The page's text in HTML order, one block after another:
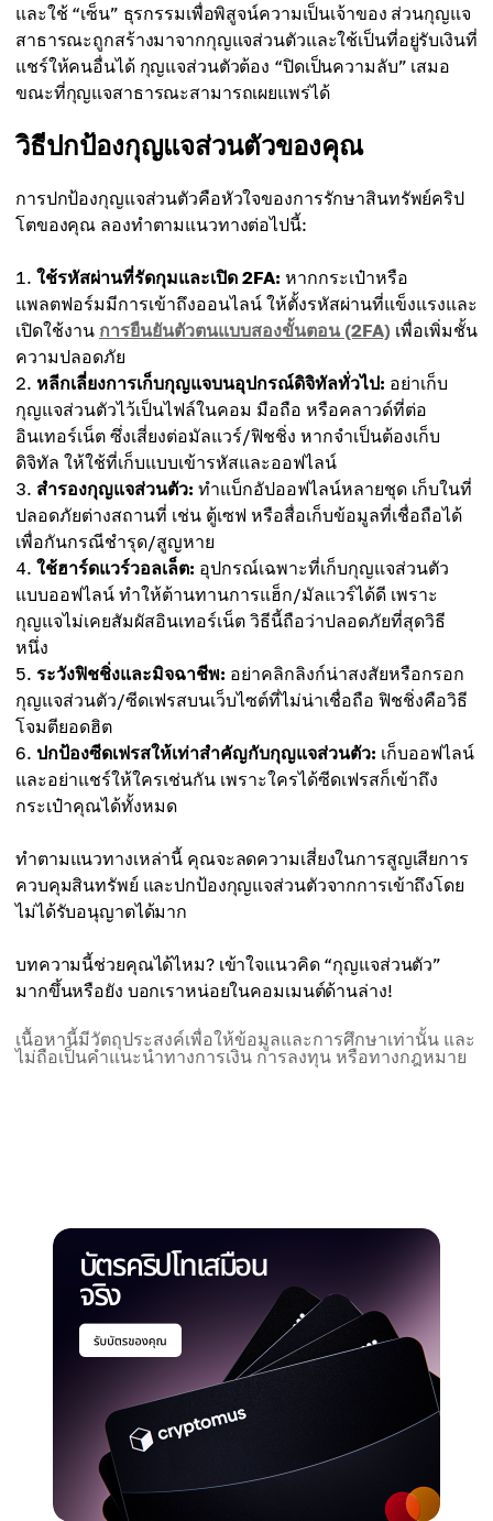
และใช้ “เซ็น” ธุรกรรมเพื่อพิสูจน์ความเป็นเจ้าของ ส่วนกุญแจ
สาธารณะถูกสร้างมาจากกุญแจส่วนตัวและใช้เป็นที่อยู่รับเงินที่
แชร์ให้คนอื่นได้ กุญแจส่วนตัวต้อง “ปิดเป็นความลับ” เสมอ
ขณะที่กุญแจสาธารณะสามารถเผยแพร่ได้
วิธีปกป้องกุญแจส่วนตัวของคุณ
การปกป้องกุญแจส่วนตัวคือหัวใจของการรักษาสินทรัพย์คริป
โตของคุณ ลองทำตามแนวทางต่อไปนี้:
ใช้รหัสผ่านที่รัดกุมและเปิด 2FA: หากกระเป๋าหรือ
แพลตฟอร์มมีการเข้าถึงออนไลน์ ให้ตั้งรหัสผ่านที่แข็งแรงและ
เปิดใช้งาน การยืนยันตัวตนแบบสองขั้นตอน (2FA) เพื่อเพิ่มชั้น
ความปลอดภัย
หลีกเลี่ยงการเก็บกุญแจบนอุปกรณ์ดิจิทัลทั่วไป: อย่าเก็บ
กุญแจส่วนตัวไว้เป็นไฟล์ในคอม มือถือ หรือคลาวด์ที่ต่อ
อินเทอร์เน็ต ซึ่งเสี่ยงต่อมัลแวร์/ฟิชชิ่ง หากจำเป็นต้องเก็บ
ดิจิทัล ให้ใช้ที่เก็บแบบเข้ารหัสและออฟไลน์
สำรองกุญแจส่วนตัว: ทำแบ็กอัปออฟไลน์หลายชุด เก็บในที่
ปลอดภัยต่างสถานที่ เช่น ตู้เซฟ หรือสื่อเก็บข้อมูลที่เชื่อถือได้
เพื่อกันกรณีชำรุด/สูญหาย
ใช้ฮาร์ดแวร์วอลเล็ต: อุปกรณ์เฉพาะที่เก็บกุญแจส่วนตัว
แบบออฟไลน์ ทำให้ต้านทานการแฮ็ก/มัลแวร์ได้ดี เพราะ
กุญแจไม่เคยสัมผัสอินเทอร์เน็ต วิธีนี้ถือว่าปลอดภัยที่สุดวิธี
หนึ่ง
ระวังฟิชชิ่งและมิจฉาชีพ: อย่าคลิกลิงก์น่าสงสัยหรือกรอก
กุญแจส่วนตัว/ซีดเฟรสบนเว็บไซต์ที่ไม่น่าเชื่อถือ ฟิชชิ่งคือวิธี
โจมตียอดฮิต
ปกป้องซีดเฟรสให้เท่าสำคัญกับกุญแจส่วนตัว: เก็บออฟไลน์
และอย่าแชร์ให้ใครเช่นกัน เพราะใครได้ซีดเฟรสก็เข้าถึง
กระเป๋าคุณได้ทั้งหมด
ทำตามแนวทางเหล่านี้ คุณจะลดความเสี่ยงในการสูญเสียการ
ควบคุมสินทรัพย์ และปกป้องกุญแจส่วนตัวจากการเข้าถึงโดย
ไม่ได้รับอนุญาตได้มาก
บทความนี้ช่วยคุณได้ไหม? เข้าใจแนวคิด “กุญแจส่วนตัว”
มากขึ้นหรือยัง บอกเราหน่อยในคอมเมนต์ด้านล่าง!
เนื้อหานี้มีวัตถุประสงค์เพื่อให้ข้อมูลและการศึกษาเท่านั้น และ
ไม่ถือเป็นคำแนะนำทางการเงิน การลงทุน หรือทางกฎหมาย